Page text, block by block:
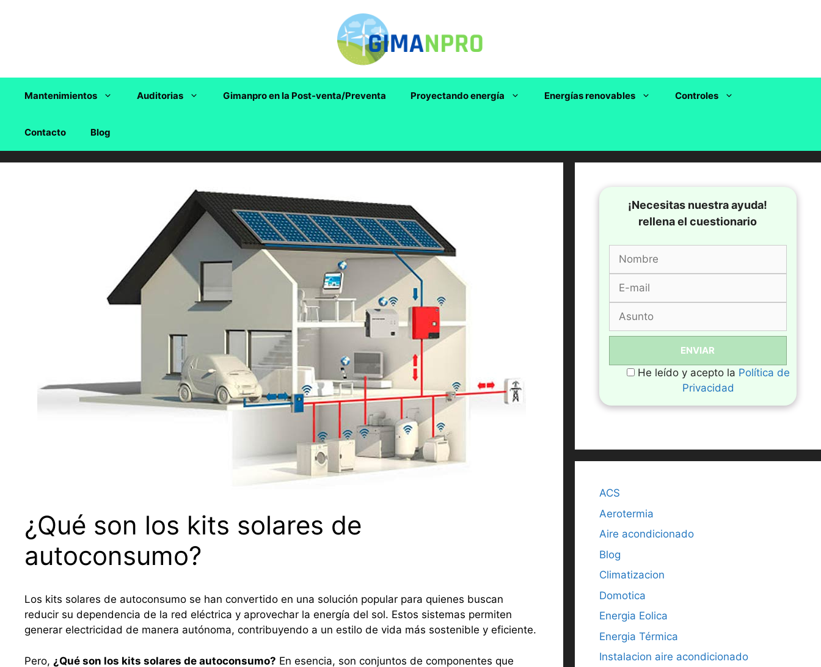
Mantenimientos Auditorias Gimanpro en la Post-venta/Preventa Proyectando energía Energías renovables Controles
Contacto Blog
¿Qué son los kits solares de
autoconsumo?
Los kits solares de autoconsumo se han convertido en una solución popular para quienes buscan
reducir su dependencia de la red eléctrica y aprovechar la energía del sol. Estos sistemas permiten
generar electricidad de manera autónoma, contribuyendo a un estilo de vida más sostenible y eficiente.
Pero, ¿Qué son los kits solares de autoconsumo? En esencia, son conjuntos de componentes que
¡Necesitas nuestra ayuda!
rellena el cuestionario
He leído y acepto la Política de
Privacidad
ACS
Aerotermia
Aire acondicionado
Blog
Climatizacion
Domotica
Energia Eolica
Energia Térmica
Instalacion aire acondicionado